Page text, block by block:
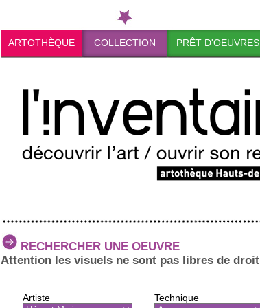
ARTOTHÈQUE COLLECTION PRÊT D'OEUVRES
RECHERCHER UNE OEUVRE
Attention les visuels ne sont pas libres de droit
Artiste Technique